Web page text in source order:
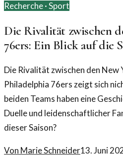
Recherche ·Sport
Die Rivalität zwischen
76ers: Ein Blick auf die
Die Rivalität zwischen den New
Philadelphia 76ers zeigt sich
beiden Teams haben eine
Duelle und leidenschaftlicher
dieser Saison?
Von Marie Schneider13. Juni